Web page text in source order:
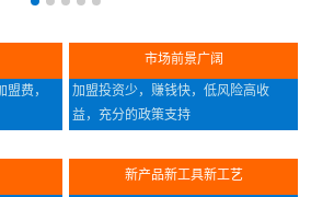
费，
市场前景广阔
加盟投资少，赚钱快，低风险高收
益，充分的政策支持
新产品新工具新工艺